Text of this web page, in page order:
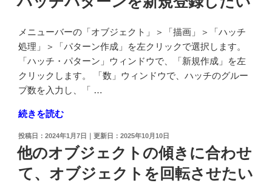
傾
き
で
コ
ピ
し
た
い"
の
号
サ
イ
ズ
を
変
更
し
た
い"
日:
メニューバーの「オブジェクト」＞「描画」＞「ハッチ
処理」＞「パターン作成」を左クリックで選択します。
「ハッチ・パターン」ウィンドウで、「新規作成」を左
クリックします。 「数」ウィンドウで、ハッチのグルー
プ数を入力し、「 …
"ハ
チ
パ
タ
続きを読む
投
稿
日:
2024年1月7日 2025年10月10日
他のオブジェクトの傾きに合わせ
て、オブジェクトを回転させたい